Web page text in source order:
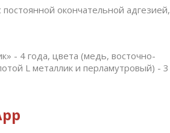
окончательной адгезией,
- 4 года, цвета (медь, восточно-
L металлик и перламутровый) - 3